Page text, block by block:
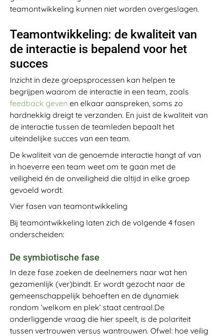
teamontwikkeling kunnen niet worden overgeslagen.
Teamontwikkeling: de kwaliteit van
de interactie is bepalend voor het
succes
Inzicht in deze groepsprocessen kan helpen te
begrijpen waarom de interactie in een team, zoals
feedback geven en elkaar aanspreken, soms zo
hardnekkig dreigt te verzanden. En juist de kwaliteit van
de interactie tussen de teamleden bepaalt het
uiteindelijke succes van een team.
De kwaliteit van de genoemde interactie hangt af van
in hoeverre een team weet om te gaan met de
veiligheid én de onveiligheid die altijd in elke groep
gevoeld wordt.
Vier fasen van teamontwikkeling
Bij teamontwikkeling laten zich de volgende 4 fasen
onderscheiden:
De symbiotische fase
In deze fase zoeken de deelnemers naar wat hen
gezamenlijk (ver)bindt. Er wordt gezocht naar de
gemeenschappelijk behoeften en de dynamiek
rondom ‘welkom en plek’ staat centraal.De
onderliggende vraag die hier speelt, is de polariteit
tussen vertrouwen versus wantrouwen. Ofwel: hoe veilig